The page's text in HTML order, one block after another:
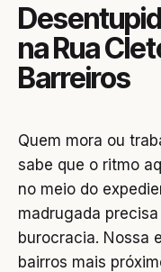
na Rua
Barreiros
Quem mora ou
sabe que o ritmo
no meio do
madrugada
burocracia. Nossa
bairros mais